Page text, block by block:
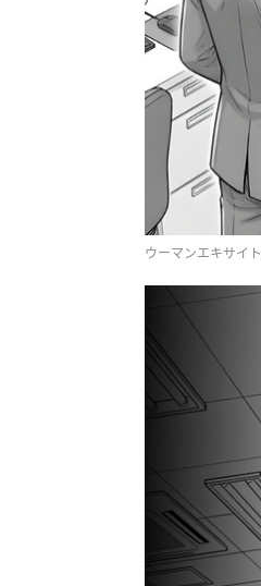
ウーマンエキサイト